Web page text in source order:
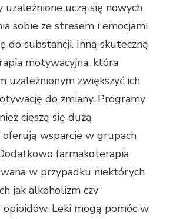
uzależnione uczą się nowych
sobie ze stresem i emocjami
do substancji. Inną skuteczną
motywacyjna, która
uzależnionym zwiększyć ich
do zmiany. Programy
cieszą się dużą
wsparcie w grupach
farmakoterapia
w przypadku niektórych
jak alkoholizm czy
opioidów. Leki mogą pomóc w